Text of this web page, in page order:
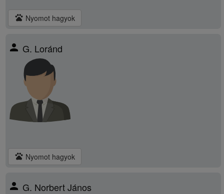
pets Nyomot hagyok
person G. Loránd
pets Nyomot hagyok
person G. Norbert János